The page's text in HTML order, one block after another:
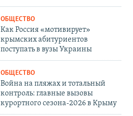
ОБЩЕСТВО
Как Россия «мотивирует»
крымских абитуриентов
поступать в вузы Украины
ОБЩЕСТВО
Война на пляжах и тотальный
контроль: главные вызовы
курортного сезона-2026 в Крыму